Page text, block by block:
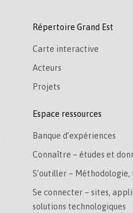
Répertoire Grand Est
Carte interactive
Acteurs
Projets
Espace ressources
Banque d’expériences
Connaître – études et
S’outiller – Méthodologie,
Se connecter – sites,
solutions technologiques